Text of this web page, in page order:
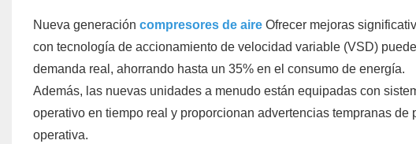
Nueva generación compresores de aire Ofrecer mejoras
con tecnología de accionamiento de velocidad variable (VSD)
demanda real, ahorrando hasta un 35% en el consumo de energía.
Además, las nuevas unidades a menudo están equipadas con
operativo en tiempo real y proporcionan advertencias tempranas
operativa.